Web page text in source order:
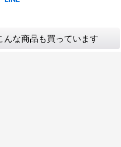
んな商品も買っています